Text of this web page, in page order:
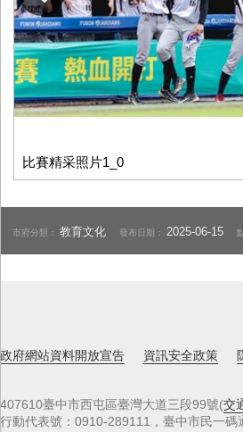
比賽精采照片1_0
市府分類：教育文化 發布日期：2025-06-15
政府網站資料開放宣告 資訊安全政策
407610臺中市西屯區臺灣大道三段99號(交
行動代表號：0910-289111，臺中市民一